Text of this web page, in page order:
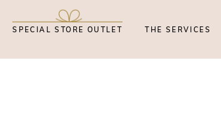
SPECIAL STORE OUTLET THE SERVICES